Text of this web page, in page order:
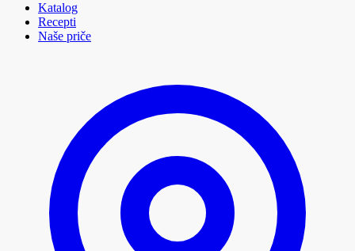
Katalog
Recepti
Naše priče